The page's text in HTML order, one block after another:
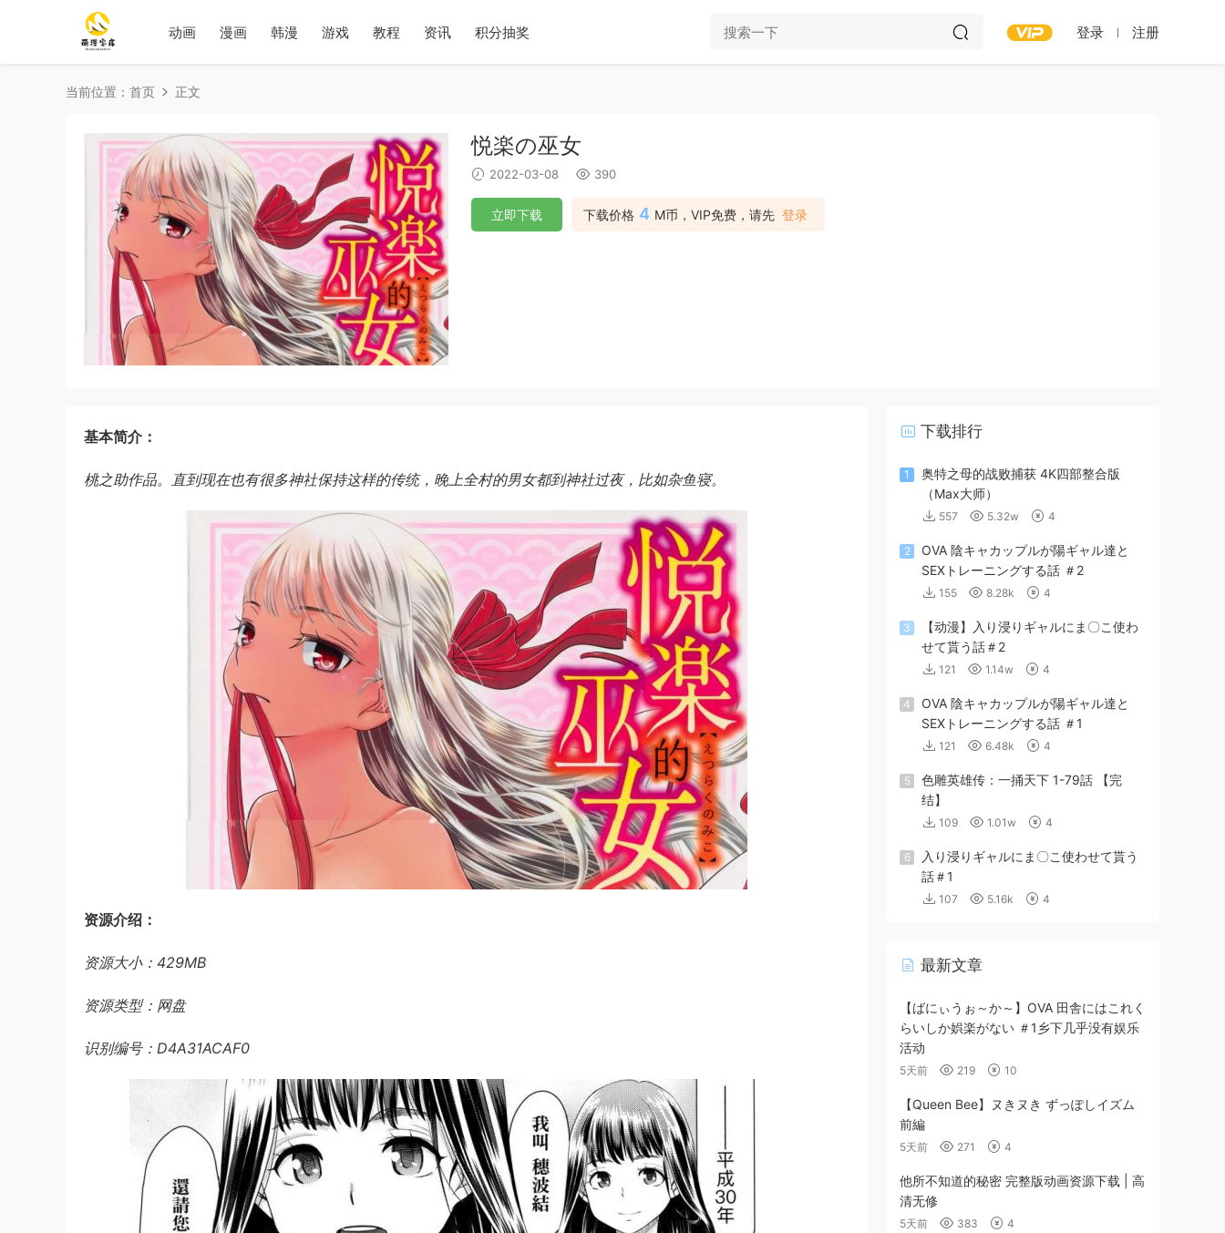
动画 漫画 韩漫 游戏 教程 资讯 积分抽奖 登录 注册
当前位置： 首页 正文
悦楽の巫女
2022-03-08 390
下载价格 4 M币，VIP免费，请先 登录
立即下载
基本简介：
桃之助作品。直到现在也有很多神社保持这样的传统，晚上全村的男女都到神社过夜，比如杂鱼寝。
资源介绍：
资源大小：429MB
资源类型：网盘
识别编号：D4A31ACAF0
下载排行
1
奥特之母的战败捕获 4K四部整合版
（Max大师）
557 5.32w 4
2
OVA 陰キャカップルが陽ギャル達と
SEXトレーニングする話 ＃2
155 8.28k 4
3
【动漫】入り浸りギャルにま〇こ使わ
せて貰う話＃2
121 1.14w 4
4
OVA 陰キャカップルが陽ギャル達と
SEXトレーニングする話 ＃1
121 6.48k 4
5
色雕英雄传：一捅天下 1-79話 【完
结】
109 1.01w 4
6
入り浸りギャルにま〇こ使わせて貰う
話＃1
107 5.16k 4
最新文章
【ばにぃうぉ～か～】OVA 田舎にはこれく
らいしか娯楽がない ＃1乡下几乎没有娱乐
活动
5天前 219 10
【Queen Bee】ヌきヌき ずっぽしイズム
前編
5天前 271 4
他所不知道的秘密 完整版动画资源下载 | 高
清无修
5天前 383 4